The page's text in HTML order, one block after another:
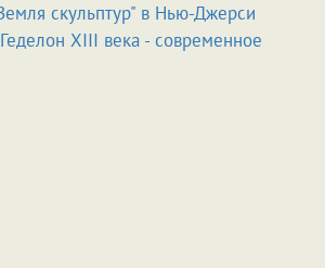
скульптур" в Нью-Джерси
XIII века - современное